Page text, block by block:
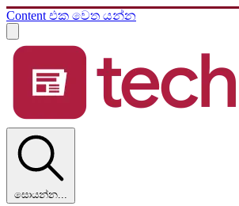
Content එක වෙත යන්න
සොයන්න...